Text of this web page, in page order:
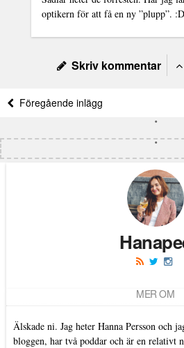
optikern för att få en ny ”plupp”. :D
Skriv kommentar
Föregående inlägg
MER OM
Älskade ni. Jag heter Hanna Persson och
bloggen, har två poddar och är en relativt